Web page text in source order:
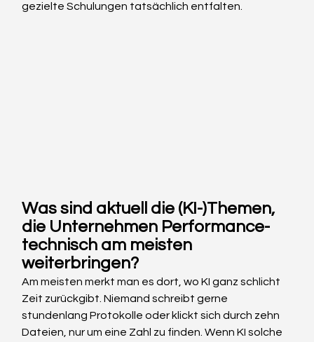
gezielte Schulungen tatsächlich entfalten.
Was sind aktuell die (KI-)Themen,
die Unternehmen Performance-
technisch am meisten
weiterbringen?
Am meisten merkt man es dort, wo KI ganz schlicht
Zeit zurückgibt. Niemand schreibt gerne
stundenlang Protokolle oder klickt sich durch zehn
Dateien, nur um eine Zahl zu finden. Wenn KI solche